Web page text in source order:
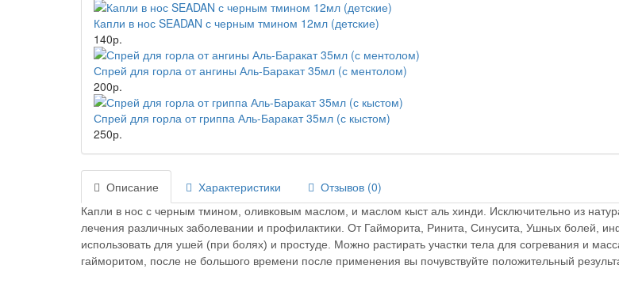
Капли в нос SEADAN с черным тмином 12мл (детские)
140р.
Спрей для горла от ангины Аль-Баракат 35мл (с ментолом)
200р.
Спрей для горла от гриппа Аль-Баракат 35мл (с кыстом)
250р.
Описание Характеристики Отзывов (0)
Капли в нос с черным тмином, оливковым маслом, и маслом кыст аль хинди. Исключительно из
лечения различных заболевании и профилактики. От Гайморита, Ринита, Синусита, Ушных болей,
использовать для ушей (при болях) и простуде. Можно растирать участки тела для согревания и
гайморитом, после не большого времени после применения вы почувствуйте положительный